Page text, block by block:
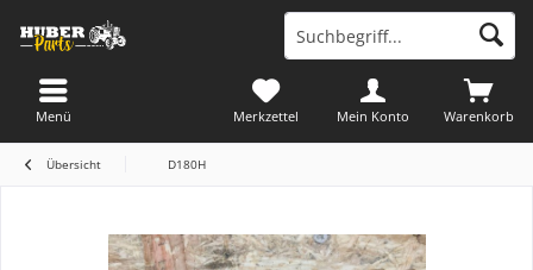
Warenkorb
Merkzettel Mein Konto
Menü
Übersicht D180H